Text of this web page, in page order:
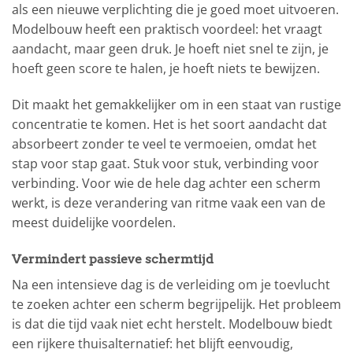
als een nieuwe verplichting die je goed moet uitvoeren.
Modelbouw heeft een praktisch voordeel: het vraagt
aandacht, maar geen druk. Je hoeft niet snel te zijn, je
hoeft geen score te halen, je hoeft niets te bewijzen.
Dit maakt het gemakkelijker om in een staat van rustige
concentratie te komen. Het is het soort aandacht dat
absorbeert zonder te veel te vermoeien, omdat het
stap voor stap gaat. Stuk voor stuk, verbinding voor
verbinding. Voor wie de hele dag achter een scherm
werkt, is deze verandering van ritme vaak een van de
meest duidelijke voordelen.
Vermindert passieve schermtijd
Na een intensieve dag is de verleiding om je toevlucht
te zoeken achter een scherm begrijpelijk. Het probleem
is dat die tijd vaak niet echt herstelt. Modelbouw biedt
een rijkere thuisalternatief: het blijft eenvoudig,